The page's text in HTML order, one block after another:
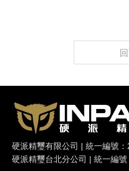
硬派精璽有限公司 | 統一編號：
硬派精璽台北分公司 | 統一編